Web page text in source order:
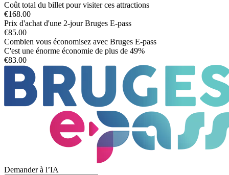
Coût total du billet pour visiter ces attractions
€168.00
Prix d'achat d'une 2-jour Bruges E-pass
€85.00
Combien vous économisez avec Bruges E-pass
C'est une énorme économie de plus de 49%
€83.00
Demander à l’IA